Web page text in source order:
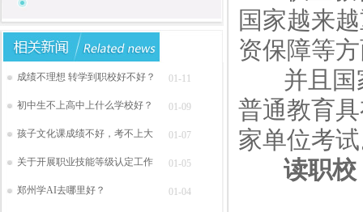
成绩不理想 转学到职校好不好？ 01-11
初中生不上高中上什么学校好？ 01-09
孩子文化课成绩不好，考不上大 01-07
关于开展职业技能等级认定工作 01-05
郑州学AI去哪里好？ 01-04
国家越来
资保障等
并且国家
普通教育
家单位考
读职校